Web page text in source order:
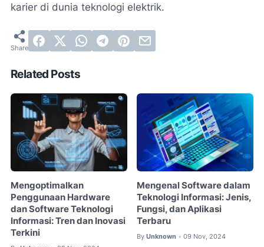
karier di dunia teknologi elektrik.
Related Posts
Mengoptimalkan
Penggunaan Hardware
dan Software Teknologi
Informasi: Tren dan Inovasi
Terkini
Mengenal Software dalam
Teknologi Informasi: Jenis,
Fungsi, dan Aplikasi
Terbaru
By Unknown • 09 Nov, 2024